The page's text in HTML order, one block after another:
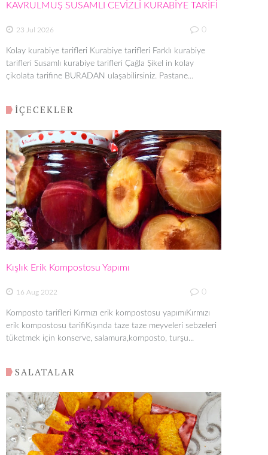
KAVRULMUŞ SUSAMLI CEVİZLİ KURABİYE TARİFİ
23 Jul 2026 0
Kolay kurabiye tarifleri Kurabiye tarifleri Farklı kurabiye
tarifleri Susamlı kurabiye tarifleri Çağla Şikel in kolay
çikolata tarifine BURADAN ulaşabilirsiniz. Pastane...
İÇECEKLER
Kışlık Erik Kompostosu Yapımı
16 Aug 2022 0
Komposto tarifleri Kırmızı erik kompostosu yapımıKırmızı
erik kompostosu tarifiKışında taze taze meyveleri sebzeleri
tüketmek için konserve, salamura,komposto, turşu...
SALATALAR